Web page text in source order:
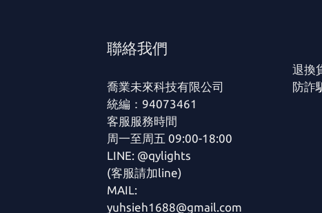
聯絡我們
喬業未來科技有限公司
統編：94073461
客服服務時間
周一至周五 09:00-18:00
LINE: @qylights
(客服請加line)
MAIL:
yuhsieh1688@gmail.com
退換
防詐